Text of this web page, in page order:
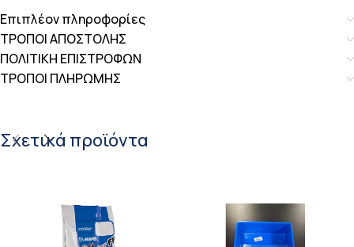
Επιπλέον πληροφορίες
ΤΡΟΠΟΙ ΑΠΟΣΤΟΛΗΣ
ΠΟΛΙΤΙΚΗ ΕΠΙΣΤΡΟΦΩΝ
ΤΡΟΠΟΙ ΠΛΗΡΩΜΗΣ
Σχετικά προϊόντα